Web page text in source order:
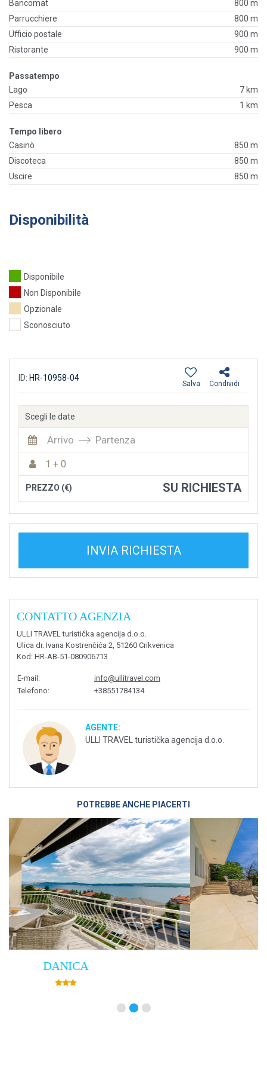
Bancomat
800 m
Parrucchiere
800 m
Ufficio postale
900 m
Ristorante
900 m
Passatempo
Lago
7 km
Pesca
1 km
Tempo libero
Casinò
850 m
Discoteca
850 m
Uscire
850 m
Disponibilità
Disponibile
Non Disponibile
Opzionale
Sconosciuto
ID: HR-10958-04
Condividi
Salva
Scegli le date
Arrivo Partenza
1 + 0
PREZZO (€) SU RICHIESTA
INVIA RICHIESTA
CONTATTO AGENZIA
ULLI TRAVEL turistička agencija d.o.o.
Ulica dr. Ivana Kostrenčića 2, 51260 Crikvenica
Kod : HR-AB-51-080906713
E-mail :
info@ullitravel.com
Telefono: +38551784134
AGENTE:
ULLI TRAVEL turistička agencija d.o.o.
POTREBBE ANCHE PIACERTI